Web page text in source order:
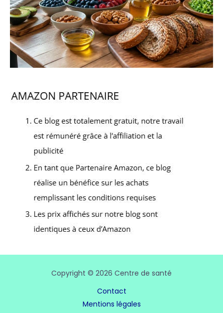
Copyright © 2026 Centre de santé
Contact
Mentions légales